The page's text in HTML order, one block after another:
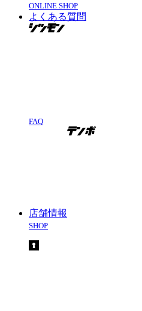
ONLINE SHOP
よくある質問
FAQ
店舗情報
SHOP